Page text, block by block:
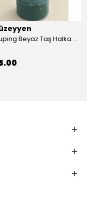
14 K Xuping Beyaz Taş Halka Küpe